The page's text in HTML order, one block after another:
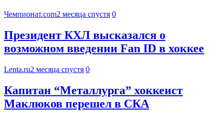
Чемпионат.com2 месяца спустя 0
Президент КХЛ высказался о
возможном введении Fan ID в хоккее
Lenta.ru2 месяца спустя 0
Капитан “Металлурга” хоккеист
Маклюков перешел в СКА